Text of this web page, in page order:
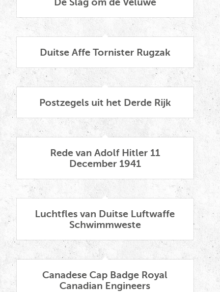
Duitse Affe Tornister Rugzak
Postzegels uit het Derde Rijk
Rede van Adolf Hitler 11
December 1941
Luchtfles van Duitse Luftwaffe
Schwimmweste
Canadese Cap Badge Royal
Canadian Engineers